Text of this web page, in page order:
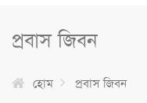
প্রবাস জিবন
হোম প্রবাস জিবন